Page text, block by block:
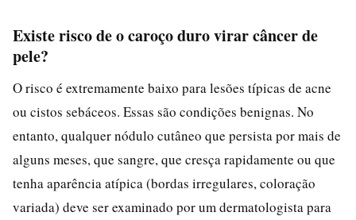
Existe risco de o caroço duro virar câncer de
pele?
O risco é extremamente baixo para lesões típicas de acne
ou cistos sebáceos. Essas são condições benignas. No
entanto, qualquer nódulo cutâneo que persista por mais de
alguns meses, que sangre, que cresça rapidamente ou que
tenha aparência atípica (bordas irregulares, coloração
variada) deve ser examinado por um dermatologista para